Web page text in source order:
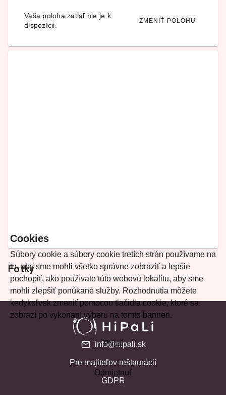
Vaša poloha zatiaľ nie je k
dispozícii.
ZMENIŤ POLOHU
Fotky
Cookies
Súbory cookie a súbory cookie tretích strán používame na
to, aby sme mohli všetko správne zobraziť a lepšie
pochopiť, ako používate túto webovú lokalitu, aby sme
mohli zlepšiť ponúkané služby. Rozhodnutia môžete
kedykoľvek zmeniť pomocou tlačidla cookie, ktoré sa
zobrazí po vykonaní výberu na tomto banneri.
Prijať
Odmietnuť
info@hipali.sk
Pre majiteľov reštaurácií
GDPR